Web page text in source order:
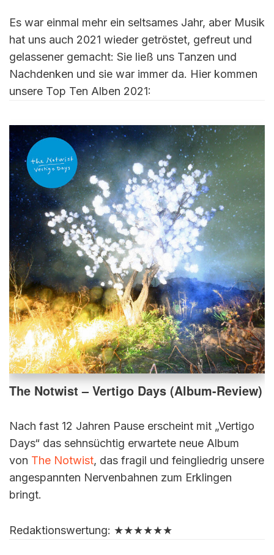
Es war einmal mehr ein seltsames Jahr, aber Musik
hat uns auch 2021 wieder getröstet, gefreut und
gelassener gemacht: Sie ließ uns Tanzen und
Nachdenken und sie war immer da. Hier kommen
unsere Top Ten Alben 2021:
The Notwist – Vertigo Days (Album-Review)
Nach fast 12 Jahren Pause erscheint mit „Vertigo
Days“ das sehnsüchtig erwartete neue Album
von The Notwist, das fragil und feingliedrig unsere
angespannten Nervenbahnen zum Erklingen
bringt.
Redaktionswertung: ★★★★★★